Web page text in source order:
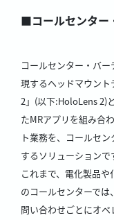
■コールセンター
コールセンター・バ
現するヘッドマウン
2」(以下:HoloLens 2)
たMRアプリを組み合
ト業務を、コールセ
するソリューションで
これまで、電化製品
のコールセンターでは
問い合わせごとにオ